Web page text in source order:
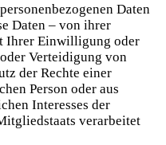
Daten
Daten – von ihrer
Ihrer Einwilligung oder
Verteidigung von
der Rechte einer
Person oder aus
Interesses der
verarbeitet